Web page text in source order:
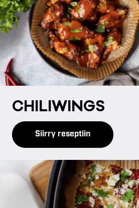
CHI­LI­WINGS
Siirry reseptiin